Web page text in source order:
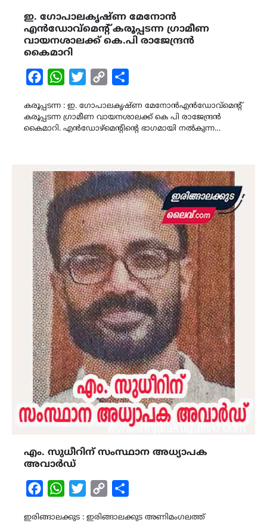
ഇ. ഗോപാലകൃഷ്ണ മേനോൻ
എൻഡോവ്മെൻ്റ് കരൂപ്പടന്ന ഗ്രാമീണ
വായനശാലക്ക് കെ.പി രാജേന്ദ്രൻ
കൈമാറി
FacebookWhatsAppTwitterCopy
കരൂപ്പടന്ന : ഇ. ഗോപാലകൃഷ്ണ മേനോൻഎൻഡോവ്മെൻ്റ്
കരൂപ്പടന്ന ഗ്രാമീണ വായനശാലക്ക് കെ പി രാജേന്ദ്രൻ
കൈമാറി. എൻഡോഴ്മെൻ്റിൻ്റെ ഭാഗമായി നൽകുന്ന…
എം. സുധീറിന് സംസ്ഥാന അധ്യാപക
അവാർഡ്
FacebookWhatsAppTwitterCopy
ഇരിങ്ങാലക്കുട : ഇരിങ്ങാലക്കുട അണിമംഗലത്ത്